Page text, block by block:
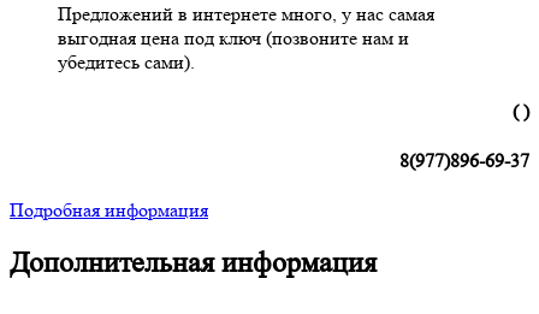
Предложений в интернете много, у нас самая
выгодная цена под ключ (позвоните нам и
убедитесь сами).
( )
8(977)896-69-37
Подробная информация
Дополнительная информация